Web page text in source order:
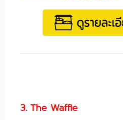
3. The Waffle